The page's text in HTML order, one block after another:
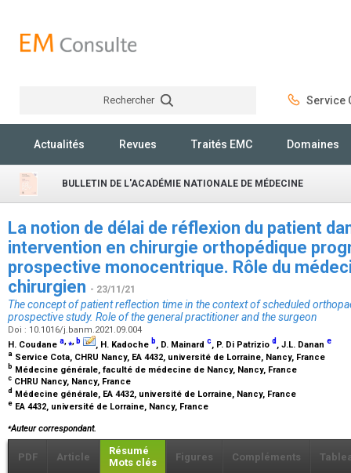
Rechercher Service
Actualités Revues Traités EMC Domaines
BULLETIN DE L'ACADÉMIE NATIONALE DE MÉDECINE
La notion de délai de réflexion du patient
intervention en chirurgie orthopédique
prospective monocentrique. Rôle du
chirurgien - 23/11/21
The concept of patient reflection time in the context of scheduled
prospective study. Role of the general practitioner and the surgeon
Doi : 10.1016/j.banm.2021.09.004
H. Coudane a,⁎, b , H. Kadoche b, D. Mainard c, P. Di Patrizio d , J.L. Danan e
a Service Cota, CHRU Nancy, EA 4432, université de Lorraine, Nancy, France
b Médecine générale, faculté de médecine de Nancy, Nancy, France
c CHRU Nancy, Nancy, France
d Médecine générale, EA 4432, université de Lorraine, Nancy, France
e EA 4432, université de Lorraine, Nancy, France
⁎Auteur correspondant.
PDF Article
Résumé
Mots clés
Figures Compléments